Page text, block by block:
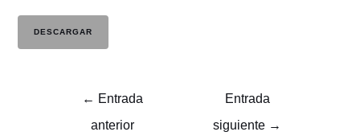
DESCARGAR
← Entrada
anterior
Entrada
siguiente →